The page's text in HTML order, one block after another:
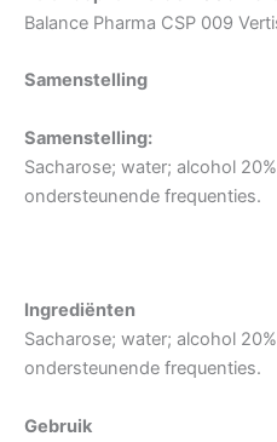
Balance Pharma CSP 009
Samenstelling
Samenstelling:
Sacharose; water; alcohol
ondersteunende frequenties.
Ingrediënten
Sacharose; water; alcohol
ondersteunende frequenties.
Gebruik